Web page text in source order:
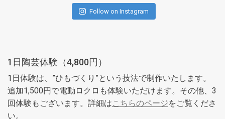
Follow on Instagram
1日陶芸体験（4,800円）
1日体験は、”ひもづくり”という技法で制作いたします。
追加1,500円で電動ロクロも体験いただけます。その他、3
回体験もございます。詳細はこちらのページをご覧くださ
い。